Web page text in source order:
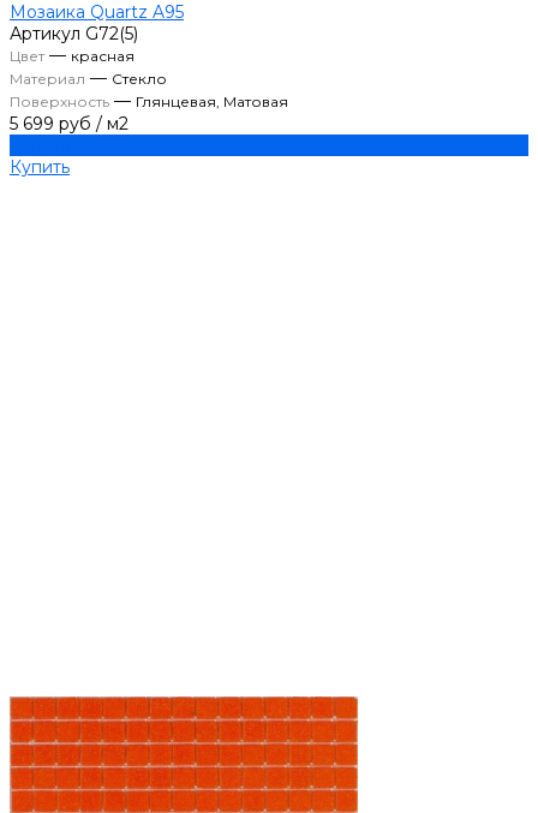
Мозаика Quartz A95
Артикул G72(5)
Цвет— красная
Материал — Стекло
Поверхность — Глянцевая, Матовая
5 699 руб / м2
Купить